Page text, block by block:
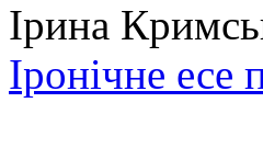
Ірина
Іронічне есе